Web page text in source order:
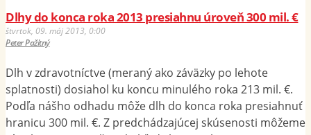
Dlhy do konca roka 2013 presiahnu úroveň 300 mil. €
štvrtok, 09. máj 2013, 0:00
Peter Pažitný
Dlh v zdravotníctve (meraný ako záväzky po lehote
splatnosti) dosiahol ku koncu minulého roka 213 mil. €.
Podľa nášho odhadu môže dlh do konca roka presiahnuť
hranicu 300 mil. €. Z predchádzajúcej skúsenosti môžeme